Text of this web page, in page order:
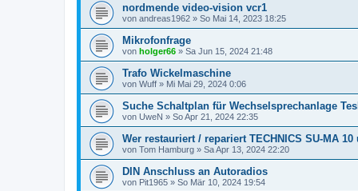
nordmende video-vision vcr1
von andreas1962 » So Mai 14, 2023 18:25
Mikrofonfrage
von holger66 » Sa Jun 15, 2024 21:48
Trafo Wickelmaschine
von Wuff » Mi Mai 29, 2024 0:06
Suche Schaltplan für Wechselsprechanlage
von UweN » So Apr 21, 2024 22:35
Wer restauriert / repariert TECHNICS SU-MA 10
von Tom Hamburg » Sa Apr 13, 2024 22:20
DIN Anschluss an Autoradios
von Pit1965 » So Mär 10, 2024 19:54